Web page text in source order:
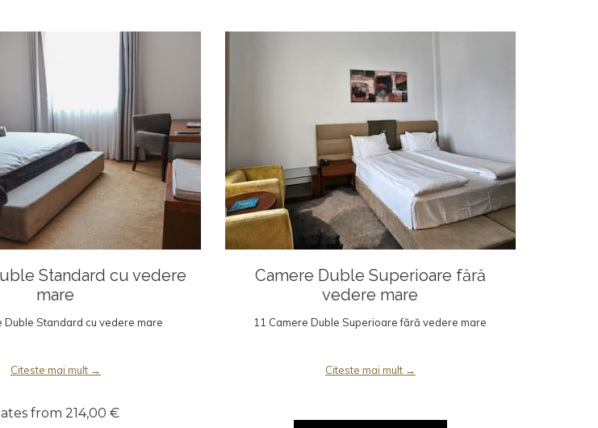
Standard cu vedere
mare
Duble Standard cu vedere mare
Citeste mai mult
from 214,00 €
Camere Duble Superioare fără
vedere mare
11 Camere Duble Superioare fără vedere mare
Citeste mai mult